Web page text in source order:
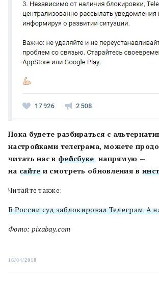
Пока будете разбираться с
настройками телеграма, можете
читатьнас в фейсбуке, напрямую —
на сайтеи смотреть обновления в
Читайте также:
В России суд заблокировал Телеграм. А
Фото: pixabay.com
16/04/2018